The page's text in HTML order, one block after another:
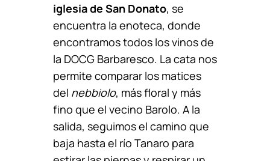
iglesia de San Donato, se
encuentra la enoteca, donde
encontramos todos los vinos de
la DOCG Barbaresco. La cata nos
permite comparar los matices
del nebbiolo, más floral y más
fino que el vecino Barolo. A la
salida, seguimos el camino que
baja hasta el río Tanaro para